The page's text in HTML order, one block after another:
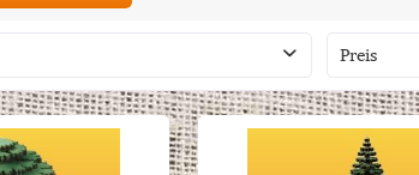
Preis